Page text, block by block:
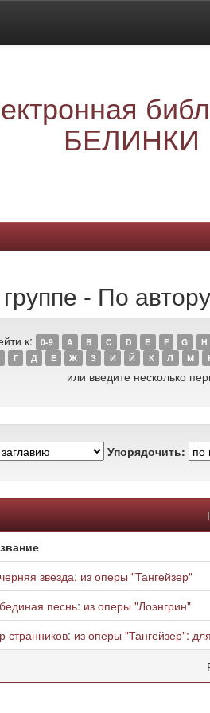
БЕЛИНКИ
- По
к: 0-9 A B C D E F G H
Г Д Е Ж З И Й К Л М
или введите несколько
Упорядочить:
звезда: из оперы "Тангейзер"
песнь: из оперы "Лоэнгрин"
странников: из оперы "Тангейзер":